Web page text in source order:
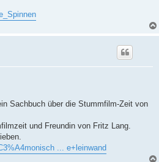
Sachbuch über die Stummfilm-Zeit von
und Freundin von Fritz Lang.
... e+leinwand